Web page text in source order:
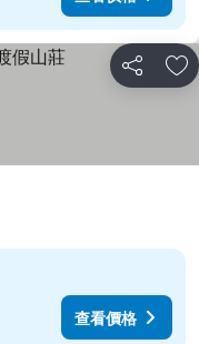
分享 加
查看價格